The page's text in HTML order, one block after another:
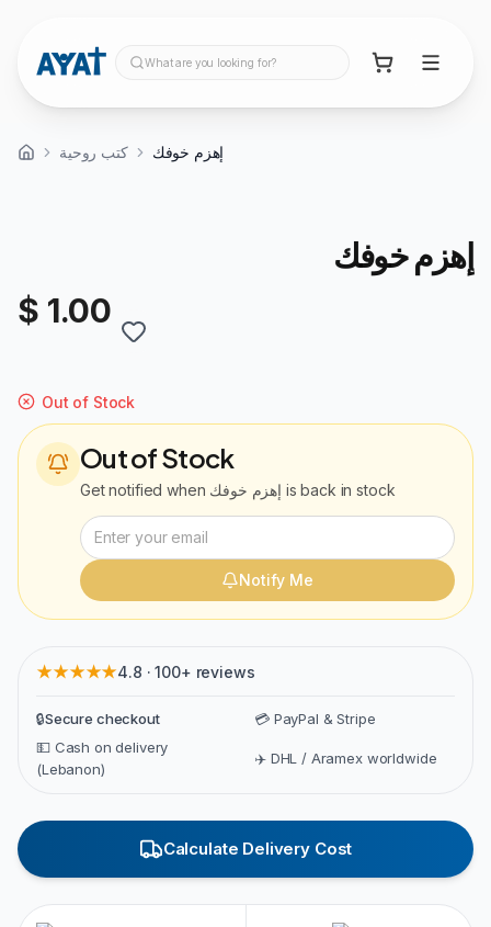
What are you looking for?
كتب روحية إهزم خوفك
إهزم خوفك
$ 1.00
Out of Stock
Out of Stock
Get notified when إهزم خوفك is back in stock
Notify Me
★★★★★4.8 · 100+ reviews
🔒Secure checkout
💳 PayPal & Stripe
💵 Cash on delivery
(Lebanon)
✈️ DHL / Aramex worldwide
Calculate Delivery Cost